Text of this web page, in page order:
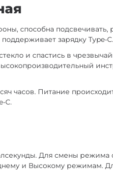
способна подсвечивать,
зарядку Type-C.
и спастись в
часов. Питание
C.
Для смены
и Высокому режимам.